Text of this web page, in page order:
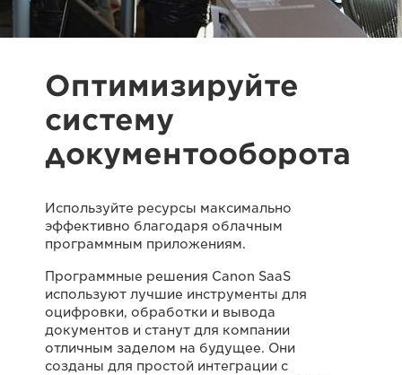
Оптимизируйте
систему
документооборота
Используйте ресурсы максимально
эффективно благодаря облачным
программным приложениям.
Программные решения Canon SaaS
используют лучшие инструменты для
оцифровки, обработки и вывода
документов и станут для компании
отличным заделом на будущее. Они
созданы для простой интеграции с